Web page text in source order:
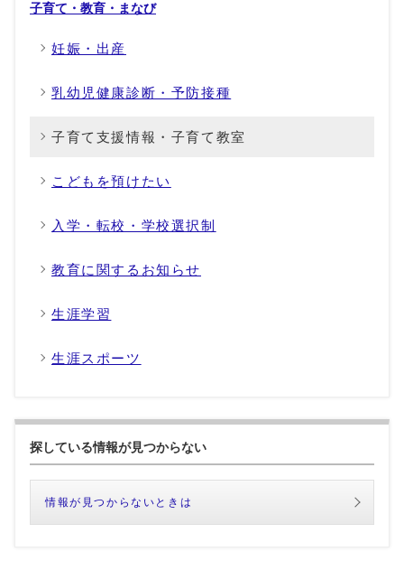
子育て・教育・まなび
妊娠・出産
乳幼児健康診断・予防接種
子育て支援情報・子育て教室
こどもを預けたい
入学・転校・学校選択制
教育に関するお知らせ
生涯学習
生涯スポーツ
探している情報が見つからない
情報が見つからないときは